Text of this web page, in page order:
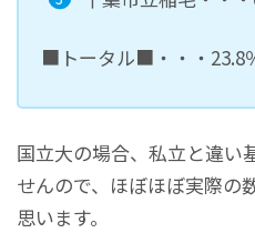
■トータル■・・・23.8
国立大の場合、私立と違い
せんので、ほぼほぼ実際の
思います。